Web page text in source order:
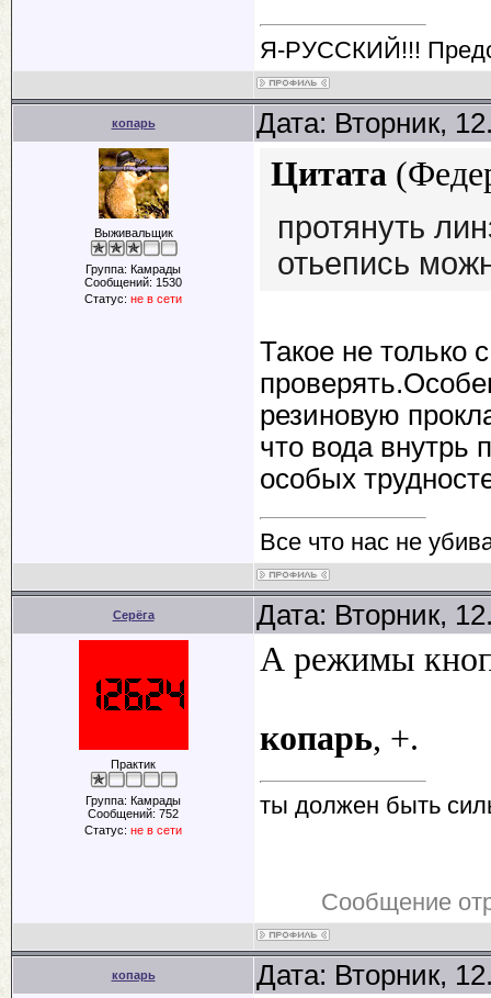
Я-РУССКИЙ!!!
копарь Дата: Вторник,
Выживальщик
Группа: Камрады
Сообщений: 1530
Статус: не в сети
Цитата (
протянуть
отьепись
Такое не
резиновую
что вода внутрь
особых
Все что нас не
Серёга Дата: Вторник,
Практик
Группа: Камрады
Сообщений: 752
Статус: не в сети
А режимы
копарь, +.
ты должен быть
Сообщение
копарь Дата: Вторник,